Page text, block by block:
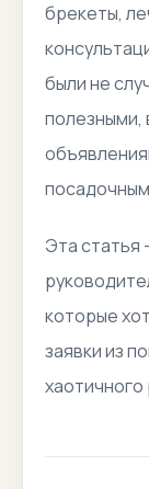
брекеты,
были не
полезными,
Эта статья
которые
заявки из